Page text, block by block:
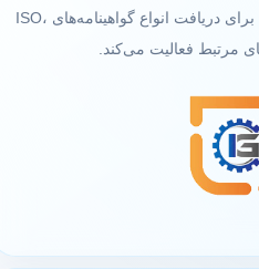
استانداردها و همراهی سازمان‌ها برای دریافت انواع گواهینامه‌های ISO،